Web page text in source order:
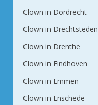
Clown in Dordrecht
Clown in Drechtsteden
Clown in Drenthe
Clown in Eindhoven
Clown in Emmen
Clown in Enschede